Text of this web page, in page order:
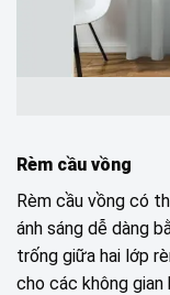
Rèm cầu vồng
Rèm cầu vồng có
ánh sáng dễ dàng
trống giữa hai lớp
cho các không gian